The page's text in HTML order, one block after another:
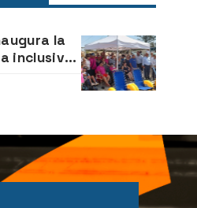
la
inclusiva